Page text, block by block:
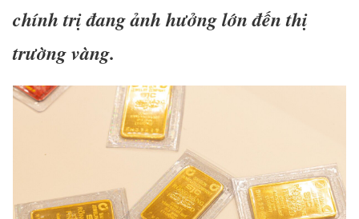
chính trị đang ảnh hưởng lớn đến thị
trường vàng.